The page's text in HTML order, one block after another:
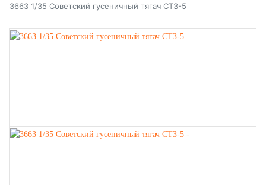
3663 1/35 Советский гусеничный тягач СТЗ-5